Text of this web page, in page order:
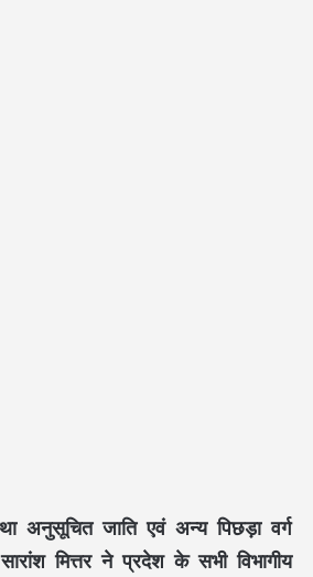
अनुसूचित जाति एवं अन्य पिछड़ा वर्ग
मित्तर ने प्रदेश के सभी विभागीय